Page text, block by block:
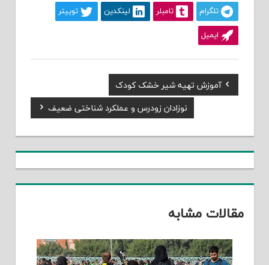
تلگرام تامبلر لینکدین توییتر
ایمیل
راهبری
نوشته
Previous
Post:
آموزش تهیه شیر خشک کودک
Next
Post:
نوزادان زودرس و عملکرد شناختی ضعیف
مقالات مشابه